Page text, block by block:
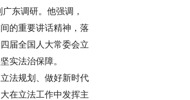
东调研。他强调，
的重要讲话精神，落
届全国人大常委会立
实法治保障。
法规划、做好新时代
在立法工作中发挥主